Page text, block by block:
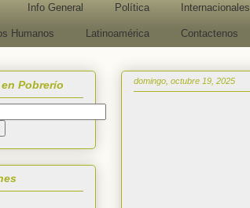
Info General Política Internacionales
Humanos Latinoamérica Contactenos
domingo, octubre 19, 2025
Pobrerío